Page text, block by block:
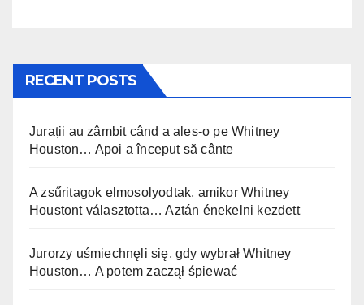
RECENT POSTS
Jurații au zâmbit când a ales-o pe Whitney
Houston… Apoi a început să cânte
A zsűritagok elmosolyodtak, amikor Whitney
Houstont választotta… Aztán énekelni kezdett
Jurorzy uśmiechnęli się, gdy wybrał Whitney
Houston… A potem zaczął śpiewać